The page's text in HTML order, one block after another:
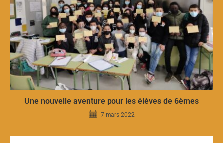
Une nouvelle aventure pour les élèves de 6èmes
7 mars 2022